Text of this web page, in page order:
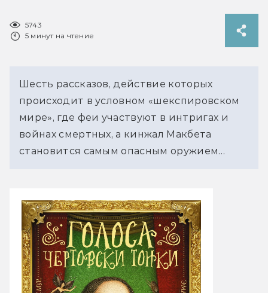
5743
5 минут на чтение
Шесть рассказов, действие которых
происходит в условном «шекспировском
мире», где феи участвуют в интригах и
войнах смертных, а кинжал Макбета
становится самым опасным оружием…